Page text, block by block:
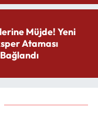
Müjde! Yeni
Ataması